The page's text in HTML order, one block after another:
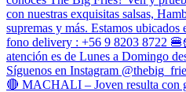
🔴 MACHALI – Joven resulta con